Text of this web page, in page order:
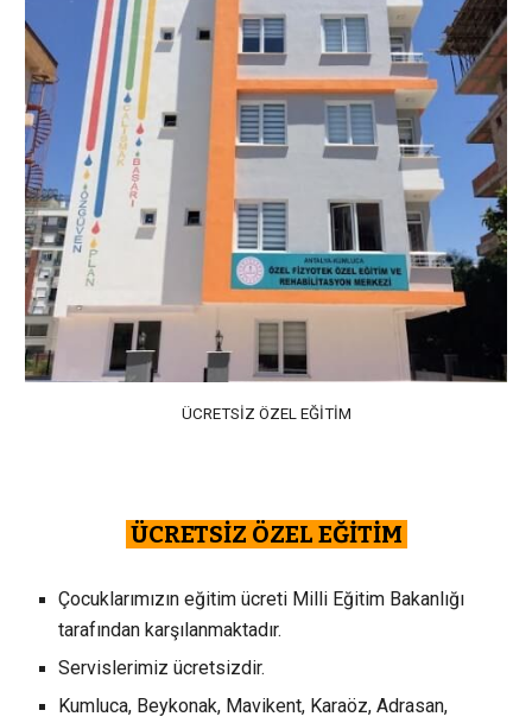
ÜCRETSİZ ÖZEL EĞİTİM
ÜCRETSİZ ÖZEL EĞİTİM
Çocuklarımızın eğitim ücreti Milli Eğitim Bakanlığı
tarafından karşılanmaktadır.
Servislerimiz ücretsizdir.
Kumluca, Beykonak, Mavikent, Karaöz, Adrasan,